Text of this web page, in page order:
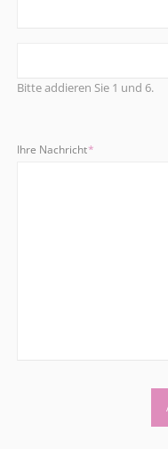
Bitte addieren Sie 1 und 6.
Pflichtfeld
Ihre Nachricht*